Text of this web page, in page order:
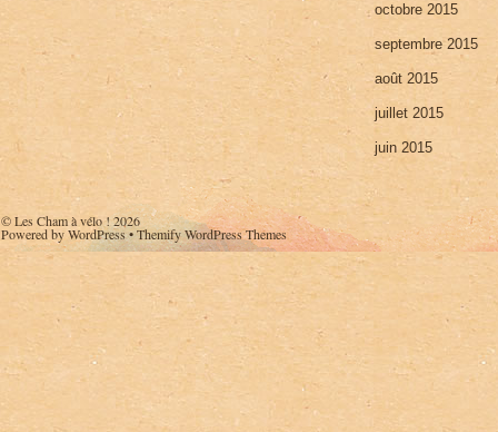
octobre 2015
septembre 2015
août 2015
juillet 2015
juin 2015
©Les Cham à vélo !2026
Powered byWordPress•Themify WordPress Themes